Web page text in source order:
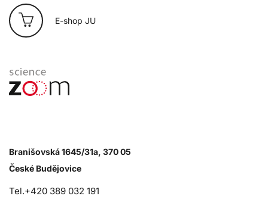
E-shop JU
Branišovská 1645/31a, 370 05
České Budějovice
Tel.+420 389 032 191